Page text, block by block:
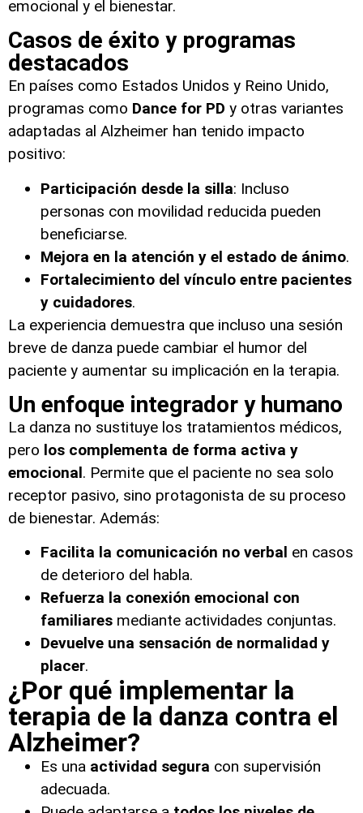
emocional y el bienestar.
Casos de éxito y programas
destacados
En países como Estados Unidos y Reino Unido,
programas como Dance for PD y otras variantes
adaptadas al Alzheimer han tenido impacto
positivo:
Participación desde la silla: Incluso
personas con movilidad reducida pueden
beneficiarse.
Mejora en la atención y el estado de ánimo.
Fortalecimiento del vínculo entre pacientes
y cuidadores.
La experiencia demuestra que incluso una sesión
breve de danza puede cambiar el humor del
paciente y aumentar su implicación en la terapia.
Un enfoque integrador y humano
La danza no sustituye los tratamientos médicos,
pero los complementa de forma activa y
emocional. Permite que el paciente no sea solo
receptor pasivo, sino protagonista de su proceso
de bienestar. Además:
Facilita la comunicación no verbal en casos
de deterioro del habla.
Refuerza la conexión emocional con
familiares mediante actividades conjuntas.
Devuelve una sensación de normalidad y
placer.
¿Por qué implementar la
terapia de la danza contra el
Alzheimer?
Es una actividad segura con supervisión
adecuada.